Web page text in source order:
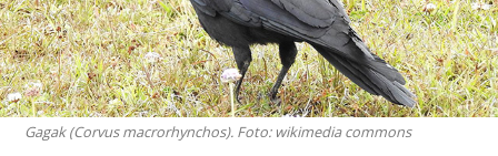
Gagak (Corvus macrorhynchos). Foto: wikimedia commons